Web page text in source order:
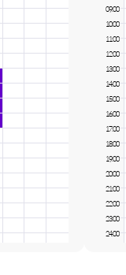
09:00
10:00
11:00
12:00
13:00
14:00
15:00
16:00
17:00
18:00
19:00
20:00
21:00
22:00
23:00
24:00